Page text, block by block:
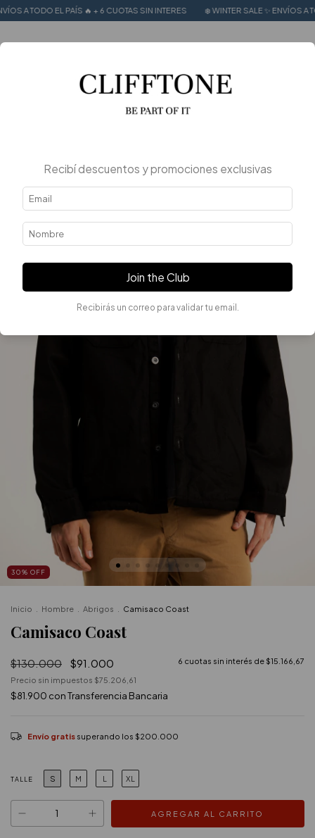
PAÍS 🔥 + 6 CUOTAS SIN INTERES ❄️ WINTER SALE ✨ ENVÍOS A TODO EL PAÍS
30% OFF
Inicio Hombre Abrigos Camisaco Coast
Camisaco Coast
$130.000 $91.000 6 cuotas sin interés de $15.166,67
Precio sin impuestos $75.206,61
$81.900 conTransferencia Bancaria
Envío gratis superando los $200.000
TALLE S M L XL
Recibí descuentos y promociones exclusivas
Join the Club
Recibirás un correo para validar tu email.